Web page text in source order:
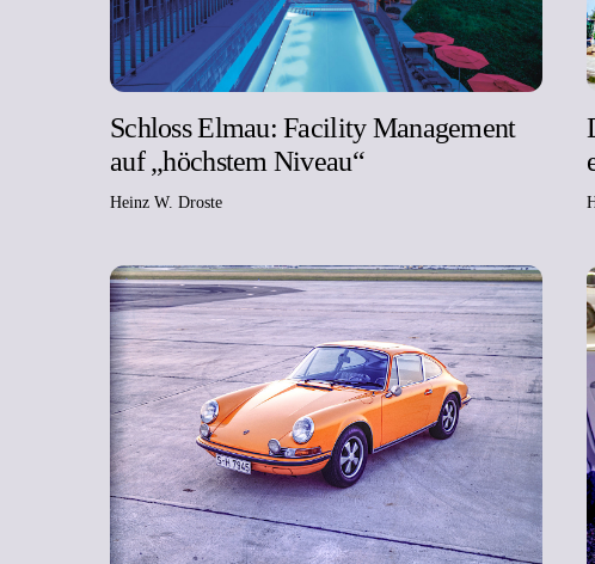
Schloss Elmau: Facility Management
auf „höchstem Niveau“
Heinz W. Droste